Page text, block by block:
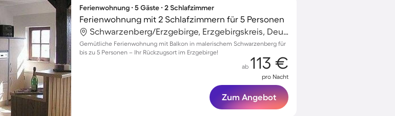
Ferienwohnung ∙ 5 Gäste ∙ 2 Schlafzimmer
Ferienwohnung mit 2 Schlafzimmern für 5 Personen
Schwarzenberg/Erzgebirge, Erzgebirgskreis, Deutschland
Gemütliche Ferienwohnung mit Balkon in malerischem Schwarzenberg für
bis zu 5 Personen – Ihr Rückzugsort im Erzgebirge!
ab 113 €
pro Nacht
Zum Angebot